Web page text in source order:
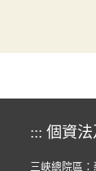
::: 個資法
三峽總院區